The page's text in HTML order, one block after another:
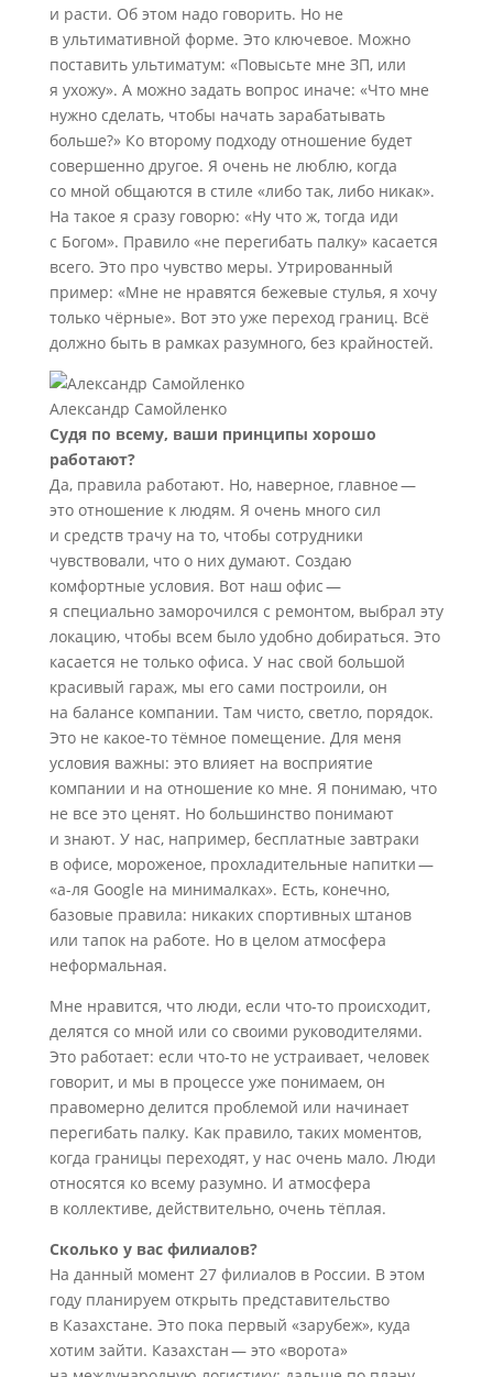
и расти. Об этом надо говорить. Но не
в ультимативной форме. Это ключевое. Можно
поставить ультиматум: «Повысьте мне ЗП, или
я ухожу». А можно задать вопрос иначе: «Что мне
нужно сделать, чтобы начать зарабатывать
больше?» Ко второму подходу отношение будет
совершенно другое. Я очень не люблю, когда
со мной общаются в стиле «либо так, либо никак».
На такое я сразу говорю: «Ну что ж, тогда иди
с Богом». Правило «не перегибать палку» касается
всего. Это про чувство меры. Утрированный
пример: «Мне не нравятся бежевые стулья, я хочу
только чёрные». Вот это уже переход границ. Всё
должно быть в рамках разумного, без крайностей.
Александр Самойленко
Судя по всему, ваши принципы хорошо
работают?
Да, правила работают. Но, наверное, главное —
это отношение к людям. Я очень много сил
и средств трачу на то, чтобы сотрудники
чувствовали, что о них думают. Создаю
комфортные условия. Вот наш офис —
я специально заморочился с ремонтом, выбрал эту
локацию, чтобы всем было удобно добираться. Это
касается не только офиса. У нас свой большой
красивый гараж, мы его сами построили, он
на балансе компании. Там чисто, светло, порядок.
Это не какое-то тёмное помещение. Для меня
условия важны: это влияет на восприятие
компании и на отношение ко мне. Я понимаю, что
не все это ценят. Но большинство понимают
и знают. У нас, например, бесплатные завтраки
в офисе, мороженое, прохладительные напитки —
«а-ля Google на минималках». Есть, конечно,
базовые правила: никаких спортивных штанов
или тапок на работе. Но в целом атмосфера
неформальная.
Мне нравится, что люди, если что-то происходит,
делятся со мной или со своими руководителями.
Это работает: если что-то не устраивает, человек
говорит, и мы в процессе уже понимаем, он
правомерно делится проблемой или начинает
перегибать палку. Как правило, таких моментов,
когда границы переходят, у нас очень мало. Люди
относятся ко всему разумно. И атмосфера
в коллективе, действительно, очень тёплая.
Сколько у вас филиалов?
На данный момент 27 филиалов в России. В этом
году планируем открыть представительство
в Казахстане. Это пока первый «зарубеж», куда
хотим зайти. Казахстан — это «ворота»